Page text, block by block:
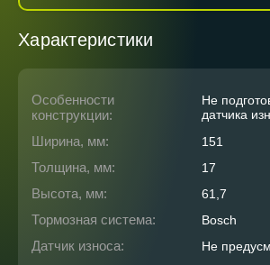
Характеристики
Особенности
конструкции:
Не
датчика
Ширина, мм: 151
Толщина, мм: 17
Высота, мм: 61,7
Тормозная система: Bosch
Датчик износа: Не